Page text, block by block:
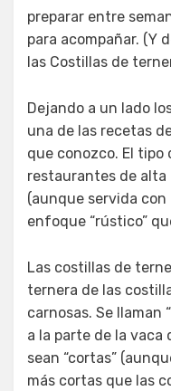
preparar entre
para acompañar. (Y
las Costillas de
Dejando a un lado
una de las recetas
que conozco. El
restaurantes de alta
(aunque servida
enfoque “rústico”
Las costillas de
ternera de las
carnosas. Se llaman
a la parte de la vaca
sean “cortas”
más cortas que las